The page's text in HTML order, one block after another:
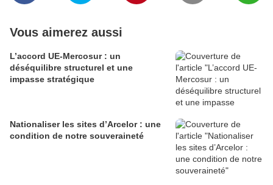
Vous aimerez aussi
L’accord UE-Mercosur : un
déséquilibre structurel et une
impasse stratégique
Nationaliser les sites d’Arcelor : une
condition de notre souveraineté